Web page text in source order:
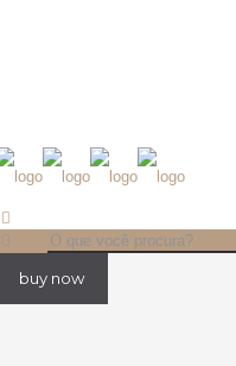
buy now